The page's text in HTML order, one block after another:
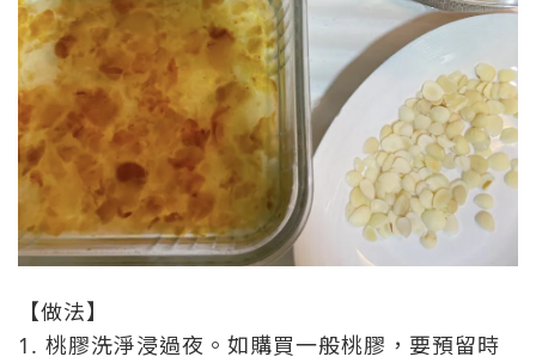
【做法】
1. 桃膠洗淨浸過夜。如購買一般桃膠，要預留時